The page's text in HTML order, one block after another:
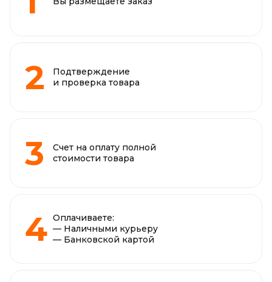
Подтверждение
и проверка товара
Счет на оплату полной
стоимости товара
Оплачиваете:
— Наличными курьеру
— Банковской картой